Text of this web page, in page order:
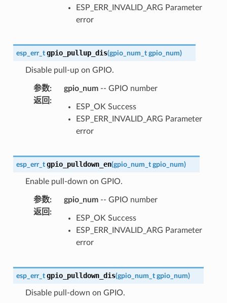
ESP_ERR_INVALID_ARG Parameter
error
esp_err_t gpio_pullup_dis(gpio_num_t gpio_num)
Disable pull-up on GPIO.
参数: gpio_num-- GPIO number
返回 :
ESP_OK Success
ESP_ERR_INVALID_ARG Parameter
error
esp_err_t gpio_pulldown_en(gpio_num_t gpio_num)
Enable pull-down on GPIO.
参数: gpio_num-- GPIO number
返回 :
ESP_OK Success
ESP_ERR_INVALID_ARG Parameter
error
esp_err_t gpio_pulldown_dis(gpio_num_t gpio_num)
Disable pull-down on GPIO.